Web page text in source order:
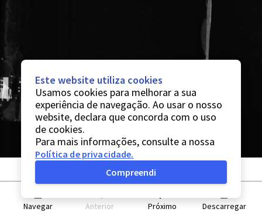
Navegar Anterior Próximo Descarregar
Este website utiliza cookies
Usamos cookies para melhorar a sua
experiência de navegação. Ao usar o nosso
website, declara que concorda com o uso
de cookies.
Para mais informações, consulte a nossa
Política de privacidade.
Compreendi